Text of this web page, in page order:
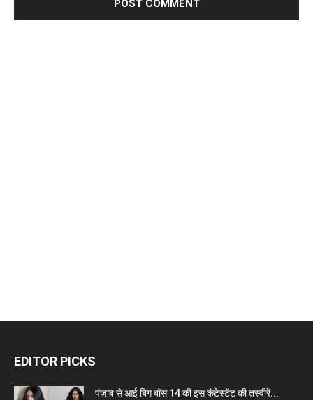
EDITOR PICKS
पंजाब से आई बिग बॉस 14 की इस कंटेस्टेंट की तस्वीरें...